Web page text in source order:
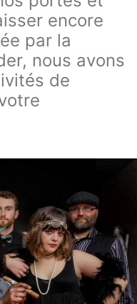
encore
par la
nous avons
de